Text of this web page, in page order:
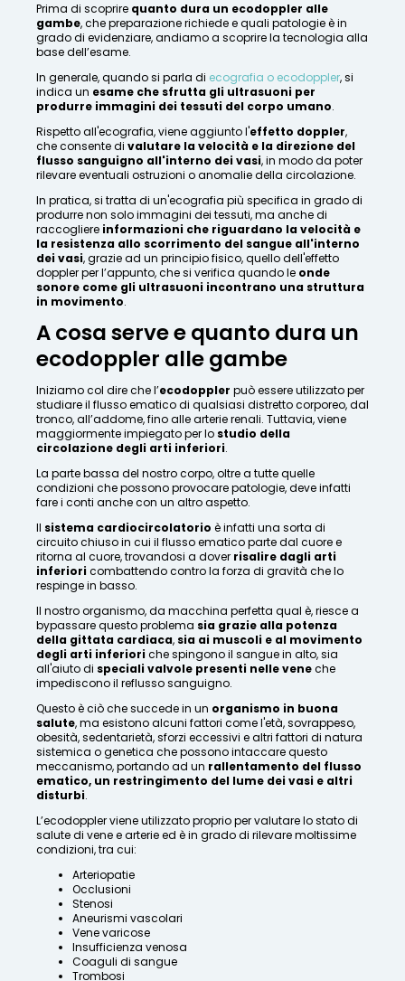
Prima di scoprire quanto dura un ecodoppler alle
gambe, che preparazione richiede e quali patologie è in
grado di evidenziare, andiamo a scoprire la tecnologia alla
base dell’esame.
In generale, quando si parla di ecografia o ecodoppler, si
indica un esame che sfrutta gli ultrasuoni per
produrre immagini dei tessuti del corpo umano.
Rispetto all'ecografia, viene aggiunto l'effetto doppler,
che consente di valutare la velocità e la direzione del
flusso sanguigno all'interno dei vasi, in modo da poter
rilevare eventuali ostruzioni o anomalie della circolazione.
In pratica, si tratta di un'ecografia più specifica in grado di
produrre non solo immagini dei tessuti, ma anche di
raccogliere informazioni che riguardano la velocità e
la resistenza allo scorrimento del sangue all'interno
dei vasi, grazie ad un principio fisico, quello dell'effetto
doppler per l’appunto, che si verifica quando le onde
sonore come gli ultrasuoni incontrano una struttura
in movimento.
A cosa serve e quanto dura un
ecodoppler alle gambe
Iniziamo col dire che l’ecodoppler può essere utilizzato per
studiare il flusso ematico di qualsiasi distretto corporeo, dal
tronco, all’addome, fino alle arterie renali. Tuttavia, viene
maggiormente impiegato per lo studio della
circolazione degli arti inferiori.
La parte bassa del nostro corpo, oltre a tutte quelle
condizioni che possono provocare patologie, deve infatti
fare i conti anche con un altro aspetto.
Il sistema cardiocircolatorio è infatti una sorta di
circuito chiuso in cui il flusso ematico parte dal cuore e
ritorna al cuore, trovandosi a dover risalire dagli arti
inferioricombattendo contro la forza di gravità che lo
respinge in basso.
Il nostro organismo, da macchina perfetta qual è, riesce a
bypassare questo problema sia grazie alla potenza
della gittata cardiaca, sia ai muscoli e al movimento
degli arti inferioriche spingono il sangue in alto, sia
all'aiuto di speciali valvole presenti nelle veneche
impediscono il reflusso sanguigno.
Questo è ciò che succede in un organismo in buona
salute, ma esistono alcuni fattori come l'età, sovrappeso,
obesità, sedentarietà, sforzi eccessivi e altri fattori di natura
sistemica o genetica che possono intaccare questo
meccanismo, portando ad un rallentamento del flusso
ematico, un restringimento del lume dei vasi e altri
disturbi.
L’ecodoppler viene utilizzato proprio per valutare lo stato di
salute di vene e arterie ed è in grado di rilevare moltissime
condizioni, tra cui:
Arteriopatie
Occlusioni
Stenosi
Aneurismi vascolari
Vene varicose
Insufficienza venosa
Coaguli di sangue
Trombosi